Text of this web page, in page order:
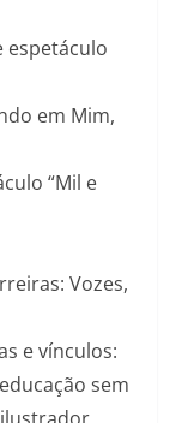
espetáculo
em Mim,
“Mil e
Vozes,
e vínculos:
sem